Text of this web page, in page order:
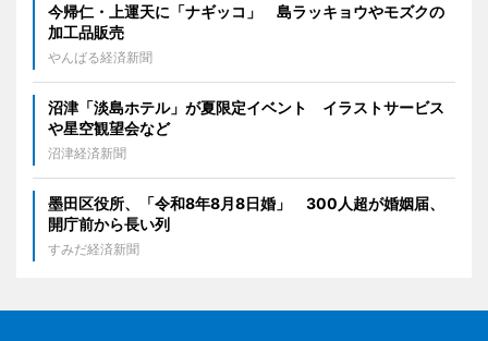
今帰仁・上運天に「ナギッコ」 島ラッキョウやモズクの
加工品販売
やんばる経済新聞
沼津「淡島ホテル」が夏限定イベント イラストサービス
や星空観望会など
沼津経済新聞
墨田区役所、「令和8年8月8日婚」 300人超が婚姻届、
開庁前から長い列
すみだ経済新聞